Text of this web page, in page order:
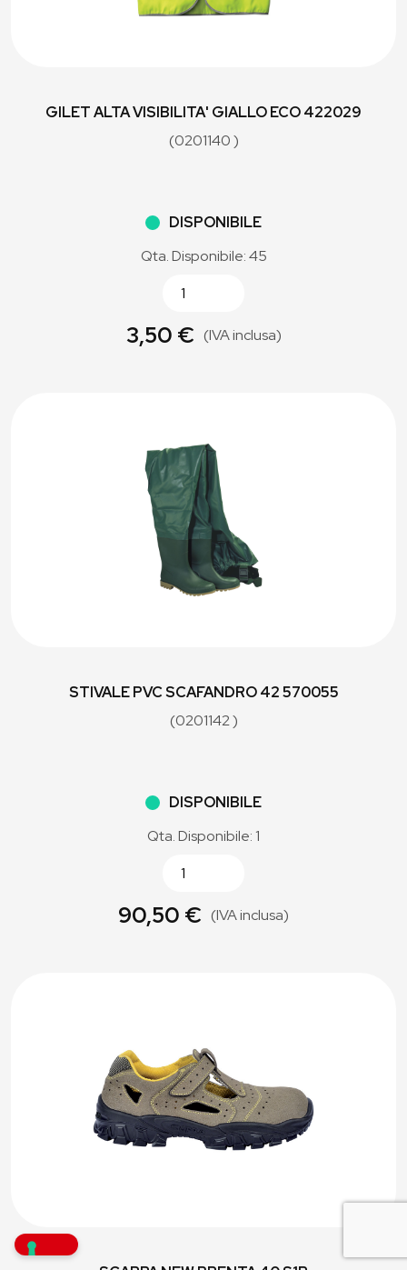
GILET ALTA VISIBILITA' GIALLO ECO 422029
(0201140 )
DISPONIBILE
Qta. Disponibile: 45
3,50 € (IVA inclusa)
STIVALE PVC SCAFANDRO 42 570055
(0201142 )
DISPONIBILE
Qta. Disponibile: 1
90,50 € (IVA inclusa)